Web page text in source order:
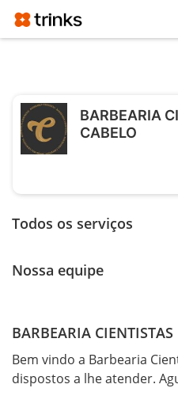
BARBEARIA
CABELO
Todos os serviços
Nossa equipe
BARBEARIA
Bem vindo a Barbearia
dispostos a lhe atender.